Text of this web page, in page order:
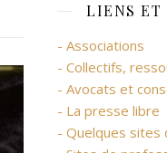
LIENS ET
- Associations
- Collectifs,
- Avocats et
- La presse libre
- Quelques sites